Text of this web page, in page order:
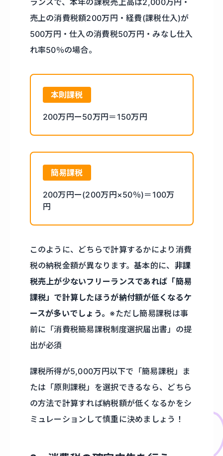
売上の消費税額200万円・経費(課税仕入)が
500万円・仕入の消費税50万円・みなし仕入
れ率50％の場合。
本則課税
200万円ー50万円＝150万円
簡易課税
200万円ー(200万円×50％)＝100万
円
このように、どちらで計算するかにより消費
税の納税金額が異なります。基本的に、 非課
税売上が少ないフリーランスであれば「簡易
課税」で計算したほうが納付額が低くなるケ
ースが多いでしょう。 ※ただし簡易課税は事
前に「消費税簡易課税制度選択届出書」の提
出が必須
課税所得が5,000万円以下で「簡易課税」ま
たは「原則課税」を選択できるなら、どちら
の方法で計算すれば納税額が低くなるかをシ
ミュレーションして慎重に決めましょう！